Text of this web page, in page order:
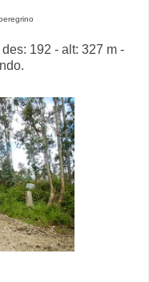
192 - alt: 327 m -